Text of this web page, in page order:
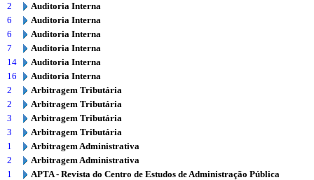
2
Auditoria Interna
6
Auditoria Interna
6
Auditoria Interna
7
Auditoria Interna
14
Auditoria Interna
16
Auditoria Interna
2
Arbitragem Tributária
2
Arbitragem Tributária
3
Arbitragem Tributária
3
Arbitragem Tributária
1
Arbitragem Administrativa
2
Arbitragem Administrativa
1
APTA - Revista do Centro de Estudos de Administração Pública